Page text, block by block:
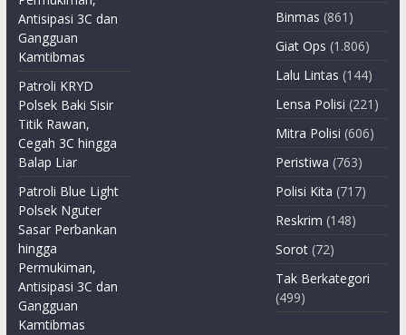
Antisipasi 3C dan
Gangguan
Kamtibmas
Patroli KRYD
Polsek Baki Sisir
Titik Rawan,
Cegah 3C hingga
Balap Liar
Patroli Blue Light
Polsek Nguter
Sasar Perbankan
hingga
Permukiman,
Antisipasi 3C dan
Gangguan
Kamtibmas
Binmas (861)
Giat Ops (1.806)
Lalu Lintas (144)
Lensa Polisi (221)
Mitra Polisi (606)
Peristiwa (763)
Polisi Kita (717)
Reskrim (148)
Sorot (72)
Tak Berkategori
(499)